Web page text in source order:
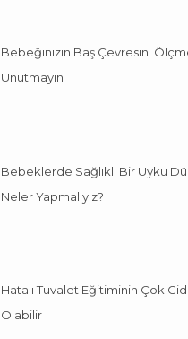
Bebeğinizin Baş Çevresini
Unutmayın
Bebeklerde Sağlıklı Bir Uyku
Neler Yapmalıyız?
Hatalı Tuvalet Eğitiminin Çok
Olabilir